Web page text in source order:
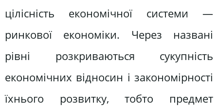
цілісність економічної системи —
ринкової економіки. Через названі
рівні розкриваються сукупність
економічних відносин і закономірності
їхнього розвитку, тобто предмет